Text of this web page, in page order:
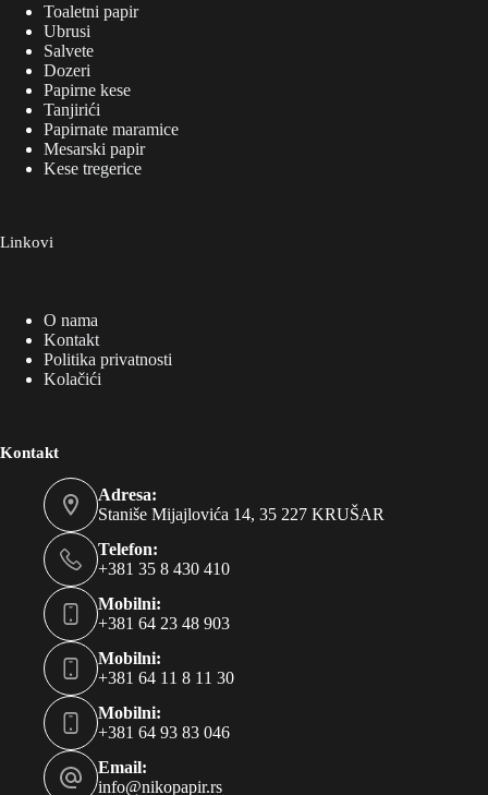
Toaletni papir
Ubrusi
Salvete
Dozeri
Papirne kese
Tanjirići
Papirnate maramice
Mesarski papir
Kese tregerice
Linkovi
O nama
Kontakt
Politika privatnosti
Kolačići
Kontakt
Adresa:
Staniše Mijajlovića 14, 35 227 KRUŠAR
Telefon:
+381 35 8 430 410
Mobilni:
+381 64 23 48 903
Mobilni:
+381 64 11 8 11 30
Mobilni:
+381 64 93 83 046
Email:
info@nikopapir.rs